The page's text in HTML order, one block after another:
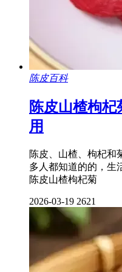
陈皮百科
陈皮山楂枸
用
陈皮、山楂、枸杞和
多人都知道的的，生
陈皮山楂枸杞菊
2026-03-19 2621